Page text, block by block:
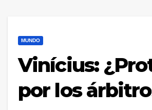
MUNDO
Vinícius:
por los